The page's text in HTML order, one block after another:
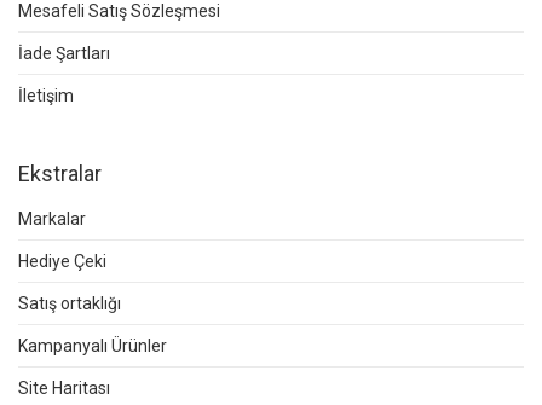
Mesafeli Satış Sözleşmesi
İade Şartları
İletişim
Ekstralar
Markalar
Hediye Çeki
Satış ortaklığı
Kampanyalı Ürünler
Site Haritası